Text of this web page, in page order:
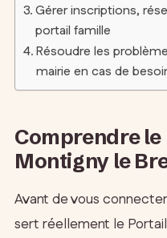
Gérer inscriptions,
portail famille
Résoudre les
mairie en cas de
Comprendre
Montigny le
Avant de vous
sert réellement le